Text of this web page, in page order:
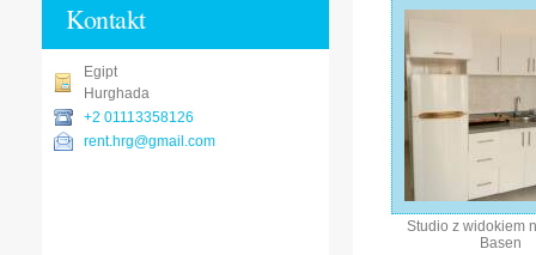
Studio z widokiem
Basen
Kontakt
Egipt
Hurghada
+2 01113358126
rent.hrg@gmail.com